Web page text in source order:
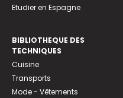
Etudier en Espagne
BIBLIOTHEQUE DES
TECHNIQUES
Cuisine
Transports
Mode - Vêtements